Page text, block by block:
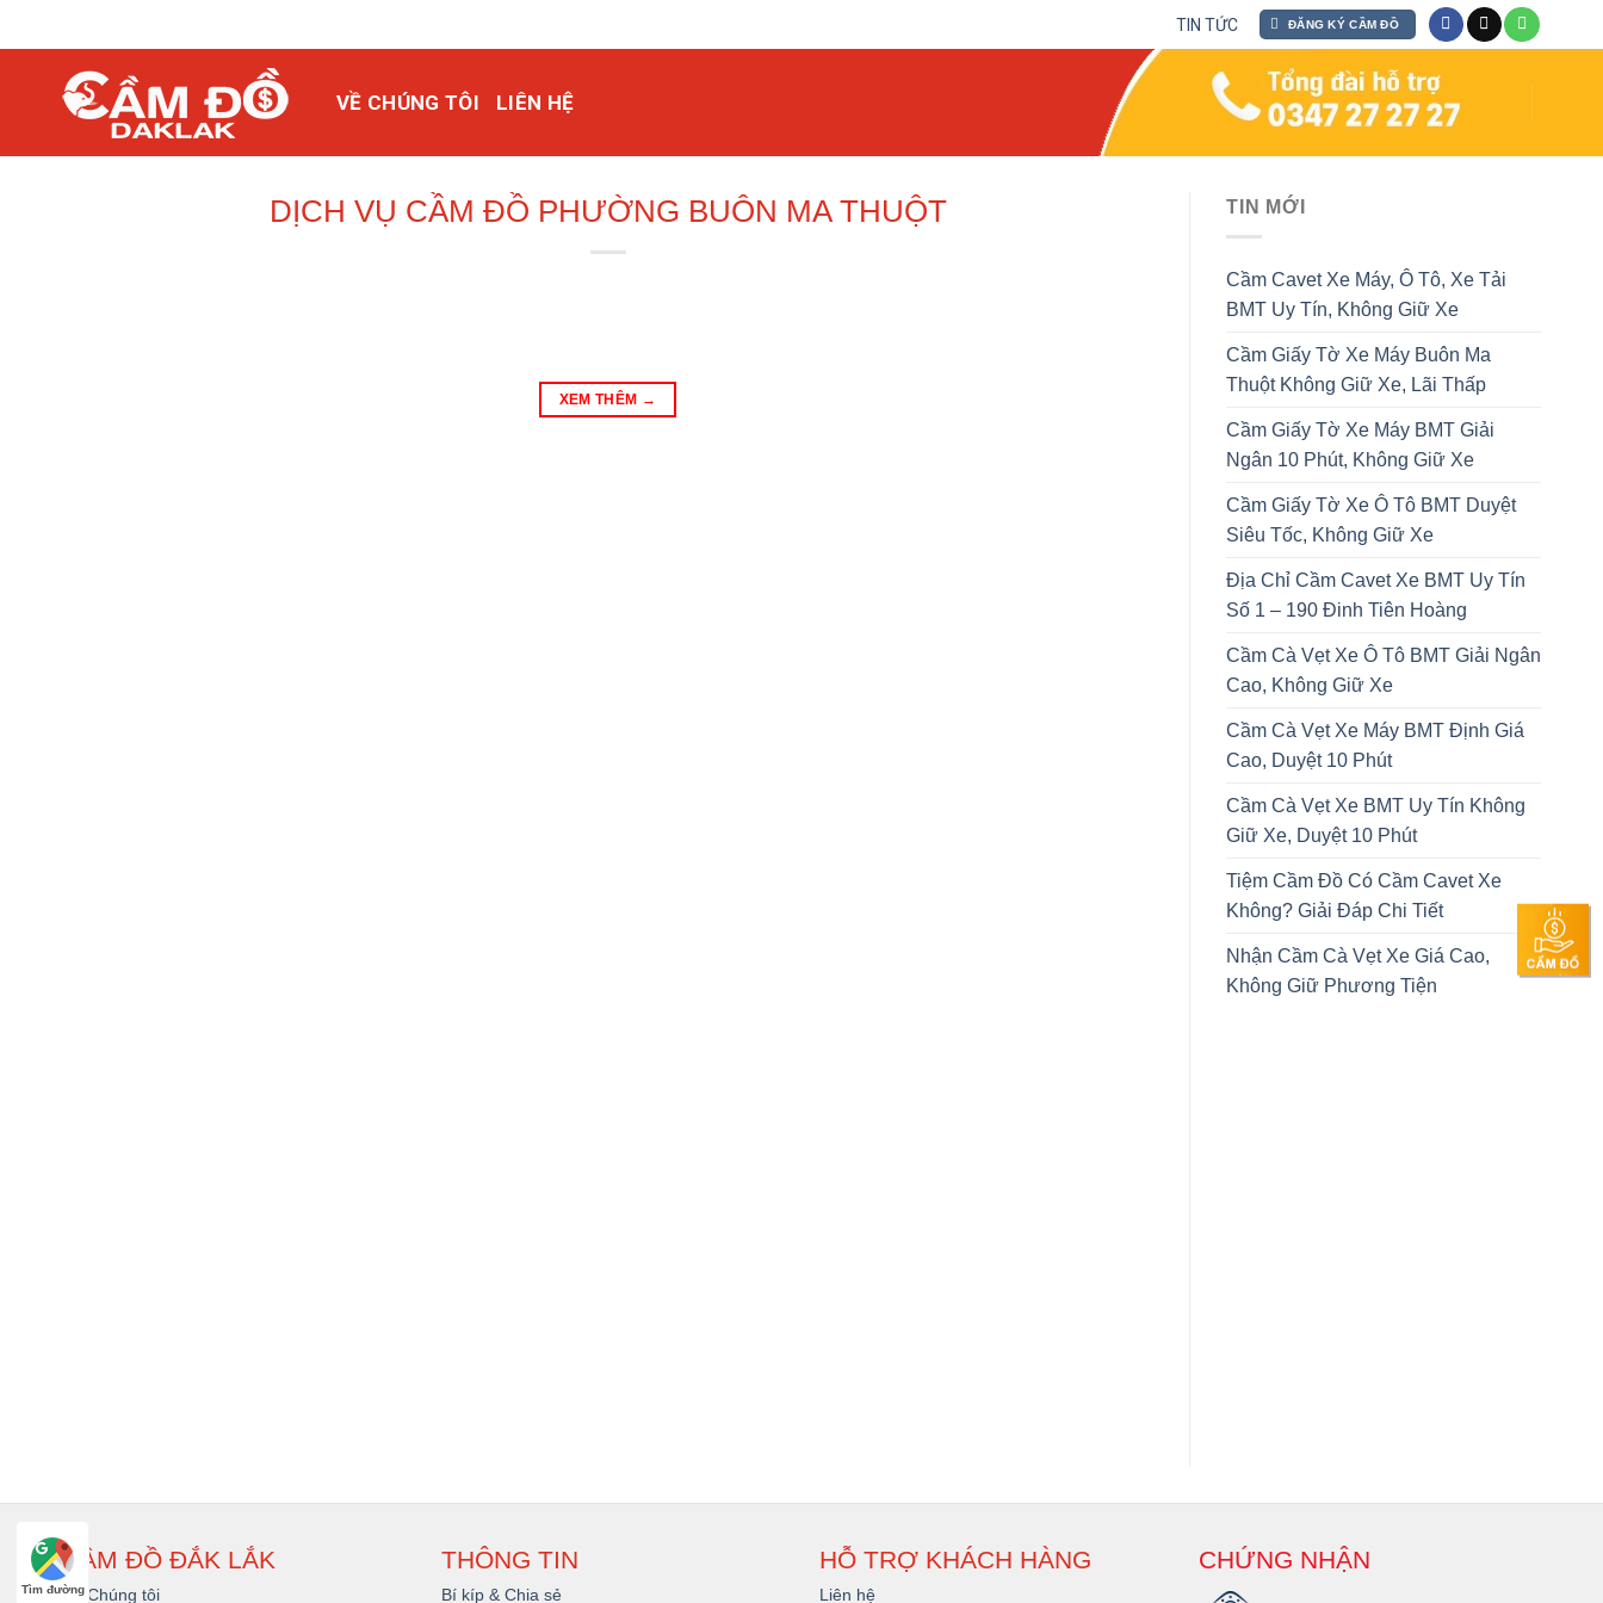
TIN TỨC ĐĂNG KÝ CẦM ĐỒ
VỀ CHÚNG TÔI LIÊN HỆ
DỊCH VỤ CẦM ĐỒ PHƯỜNG BUÔN MA THUỘT
XEM THÊM →
TIN MỚI
Cầm Cavet Xe Máy, Ô Tô, Xe Tải
BMT Uy Tín, Không Giữ Xe
Cầm Giấy Tờ Xe Máy Buôn Ma
Thuột Không Giữ Xe, Lãi Thấp
Cầm Giấy Tờ Xe Máy BMT Giải
Ngân 10 Phút, Không Giữ Xe
Cầm Giấy Tờ Xe Ô Tô BMT Duyệt
Siêu Tốc, Không Giữ Xe
Địa Chỉ Cầm Cavet Xe BMT Uy Tín
Số 1 – 190 Đinh Tiên Hoàng
Cầm Cà Vẹt Xe Ô Tô BMT Giải Ngân
Cao, Không Giữ Xe
Cầm Cà Vẹt Xe Máy BMT Định Giá
Cao, Duyệt 10 Phút
Cầm Cà Vẹt Xe BMT Uy Tín Không
Giữ Xe, Duyệt 10 Phút
Tiệm Cầm Đồ Có Cầm Cavet Xe
Không? Giải Đáp Chi Tiết
Nhận Cầm Cà Vẹt Xe Giá Cao,
Không Giữ Phương Tiện
CẦM ĐỒ ĐẮK LẮK
Về Chúng tôi
THÔNG TIN
Bí kíp & Chia sẻ
HỖ TRỢ KHÁCH HÀNG
Liên hệ
CHỨNG NHẬN
Tìm đường